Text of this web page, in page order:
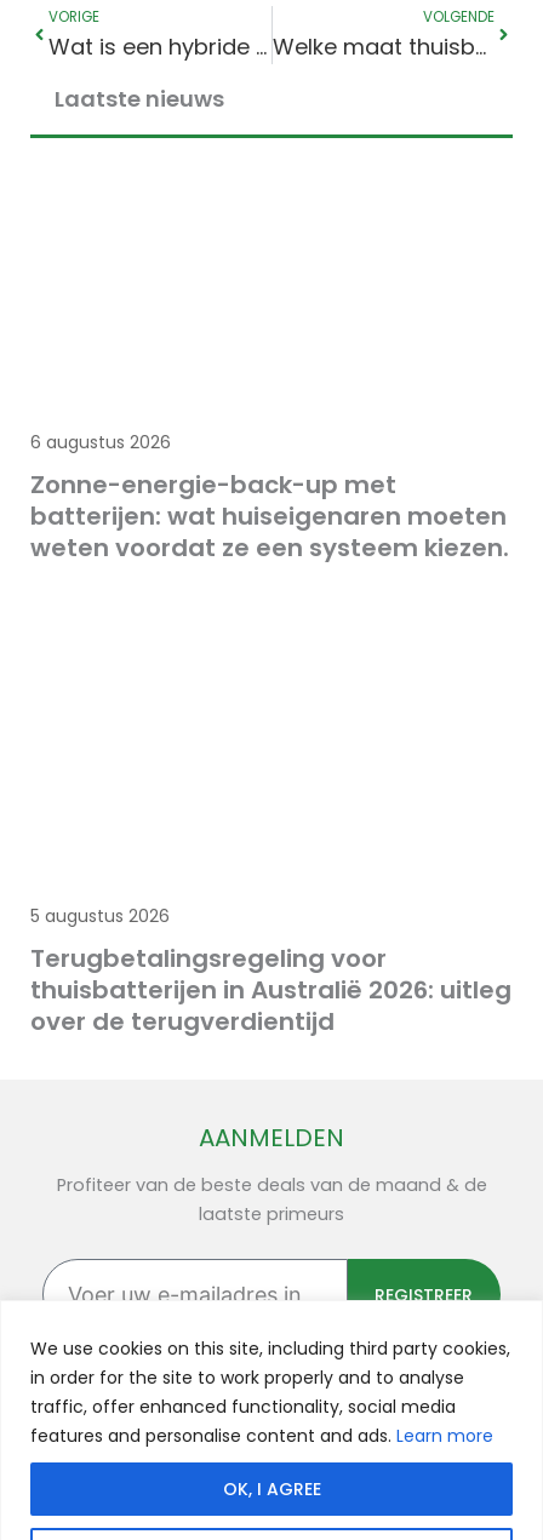
We use cookies on this site, including third party cookies,
in order for the site to work properly and to analyse
traffic, offer enhanced functionality, social media
features and personalise content and ads. Learn more
OK, I AGREE
Prev
VORIGE
Wat is een hybride omvormer? Hoe werkt het, de voor- en nadelen in 2026.
VOLGENDE
Welke maat thuisbatterij heb ik nodig? Maattabel 2026
Laatste nieuws
6 augustus 2026
Zonne-energie-back-up met
batterijen: wat huiseigenaren moeten
weten voordat ze een systeem kiezen.
5 augustus 2026
Terugbetalingsregeling voor
thuisbatterijen in Australië 2026: uitleg
over de terugverdientijd
AANMELDEN
Profiteer van de beste deals van de maand & de
laatste primeurs
Voer
uw
mailadres
REGISTREER
F
a
e
Y
o
u
t
L
i
n
k
I
n
s
t
X
-
w
Privacybeleid
Cookiebeleid
AlgemeneImpressum(Duitsland)
Copyright © 2022 Flick